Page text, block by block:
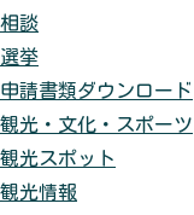
相談
選挙
申請書類ダウンロード
観光・文化・スポーツ
観光スポット
観光情報